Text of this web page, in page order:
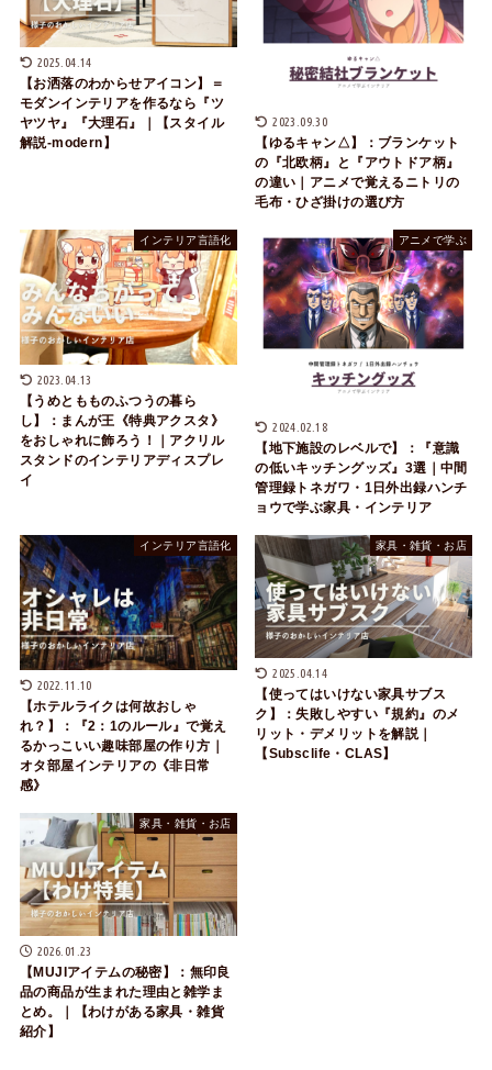
2025.04.14
【お洒落のわからせアイコン】＝
モダンインテリアを作るなら『ツ
ヤツヤ』『大理石』｜【スタイル
解説-modern】
2023.09.30
【ゆるキャン△】：ブランケット
の『北欧柄』と『アウトドア柄』
の違い｜アニメで覚えるニトリの
毛布・ひざ掛けの選び方
インテリア言語化
2023.04.13
【うめともものふつうの暮ら
し】：まんが王《特典アクスタ》
をおしゃれに飾ろう！｜アクリル
スタンドのインテリアディスプレ
イ
アニメで学ぶ
2024.02.18
【地下施設のレベルで】：『意識
の低いキッチングッズ』3選｜中間
管理録トネガワ・1日外出録ハンチ
ョウで学ぶ家具・インテリア
インテリア言語化
2022.11.10
【ホテルライクは何故おしゃ
れ？】：『2：1のルール』で覚え
るかっこいい趣味部屋の作り方｜
オタ部屋インテリアの《非日常
感》
家具・雑貨・お店
2025.04.14
【使ってはいけない家具サブス
ク】：失敗しやすい『規約』のメ
リット・デメリットを解説｜
【Subsclife・CLAS】
家具・雑貨・お店
2026.01.23
【MUJIアイテムの秘密】：無印良
品の商品が生まれた理由と雑学ま
とめ。｜【わけがある家具・雑貨
紹介】